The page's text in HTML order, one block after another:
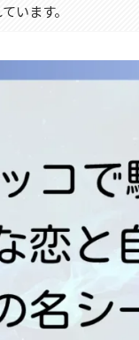
います。